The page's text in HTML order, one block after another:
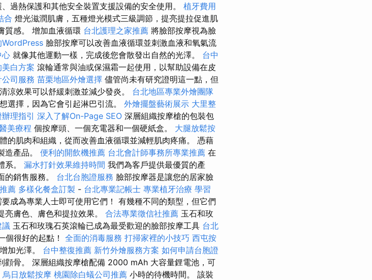
過熱保護和其他安全裝置支援設備的安全使用。 植牙費用
合 燈光滋潤肌膚，五種燈光模式三級調節，提亮提拉促進肌
質感。 增加血液循環 台北護理之家推薦 將臉部按摩視為臉
WordPress 臉部按摩可以改善血液循環並刺激血液和氧氣流
心 就像其他運動一樣，完成後您會散發出自然的光澤。 台中
白方案 滾輪通常與油或保濕霜一起使用，以幫助設備在皮
司服務 苗栗地區外燴選擇 儘管尚未有研究證明這一點，但
涼效果可以舒緩刺激並減少發炎。 台北地區專業外燴團隊
選擇，因為它會引起淋巴引流。 外燴擺盤藝術展示 大里整
理指引 深入了解On-Page SEO 深層組織按摩槍的包裝包
美療程 個按摩頭、一個充電器和一個硬紙盒。 大腿放鬆按
的肌肉和組織，從而改善血液循環並減輕肌肉疼痛。 憑藉
造產品。 便利的開飲機推薦 台北會計師事務所專業推薦 在
系。 漏水打針效果維持時間 我們為客戶提供最優質的產
的銷售服務。 台北台胞證服務 臉部按摩器是讓您的居家臉
薦 多樣化餐盒訂製 - 台北專業記帳士 專業植牙治療 學習
成為專業人士即可使用它們！ 有幾種不同的類型，但它們
膚色、膚色和提拉效果。 合法專業徵信社推薦 玉石和玫
玉石和玫瑰石英滾輪已成為最受歡迎的臉部按摩工具 台北
個很好的起點！ 全面的消毒服務 打掃家裡的小技巧 西屯按
加光澤。 台中整復推薦 新竹外燴服務方案 如何申請台胞證
顴骨。 深層組織按摩槍配備 2000 mAh 大容量鋰電池，可
烏日放鬆按摩 桃園除白蟻公司推薦 小時的待機時間。 該裝